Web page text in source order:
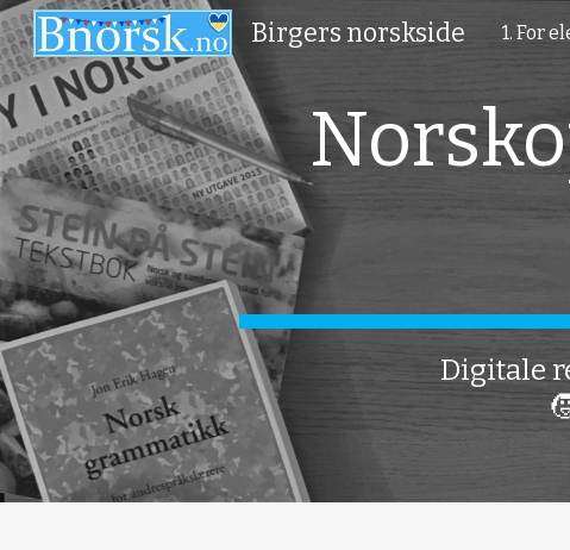
Skip
Birgers norskside 1. For
Digitale